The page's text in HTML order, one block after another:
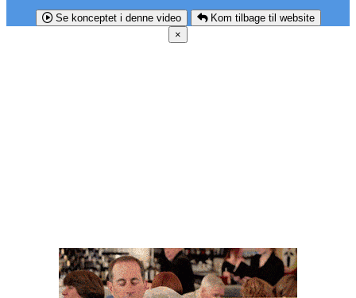
Se konceptet i denne video
Kom tilbage til website
×